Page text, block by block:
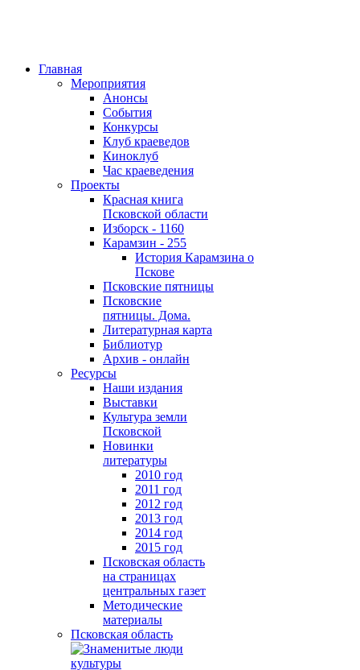
Главная
Мероприятия
Анонсы
События
Конкурсы
Клуб краеведов
Киноклуб
Час краеведения
Проекты
Красная книга
Псковской области
Изборск - 1160
Карамзин - 255
История Карамзина о
Пскове
Псковские пятницы
Псковские
пятницы. Дома.
Литературная карта
Библиотур
Архив - онлайн
Ресурсы
Наши издания
Выставки
Культура земли
Псковской
Новинки
литературы
2010 год
2011 год
2012 год
2013 год
2014 год
2015 год
Псковская область
на страницах
центральных газет
Методические
материалы
Псковская область